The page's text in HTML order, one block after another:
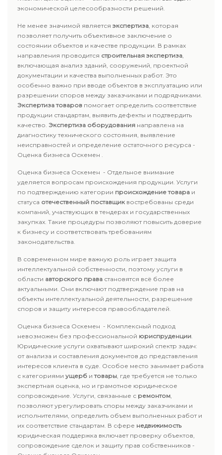
экономической целесообразности решений.
Не менее значимой является экспертиза, которая
позволяет получить объективное заключение о
состоянии объектов и качестве продукции. В рамках
направления проводится строительная экспертиза,
включающая анализ зданий, сооружений, проектной
документации и качества выполненных работ. Это
особенно важно при вводе объектов в эксплуатацию или
разрешении споров между заказчиками и подрядчиками.
Экспертиза товаров помогает определить соответствие
продукции стандартам, выявить дефекты и подтвердить
качество. Экспертиза оборудования направлена на
диагностику технического состояния, выявление
неисправностей и определение остаточного ресурса -
Оценка бизнеса Оскемен .
Оценка бизнеса Оскемен - Отдельное внимание
уделяется вопросам происхождения продукции. Услуги
по подтверждению категории происхождение товара и
статуса отечественный поставщик востребованы среди
компаний, участвующих в тендерах и государственных
закупках. Такие процедуры позволяют повысить доверие
к бизнесу и соответствовать требованиям
законодательства.
В современном мире важную роль играет защита
интеллектуальной собственности, поэтому услуги в
области авторского права становятся всё более
актуальными. Они включают подтверждение прав на
объекты интеллектуальной деятельности, разрешение
споров и защиту интересов правообладателей.
Оценка бизнеса Оскемен - Комплексный подход
невозможен без профессиональной юриспруденции.
Юридические услуги охватывают широкий спектр задач:
от анализа и составления документов до представления
интересов клиента в суде. Особое место занимает работа
с категориями ущерб итовары, где требуется не только
экспертная оценка, но и грамотное юридическое
сопровождение. Услуги, связанные с ремонтом,
позволяют урегулировать споры между заказчиками и
исполнителями, определить объем выполненных работ и
их соответствие стандартам. В сфере недвижимость
юридическая поддержка включает проверку объектов,
сопровождение сделок и защиту прав собственников -